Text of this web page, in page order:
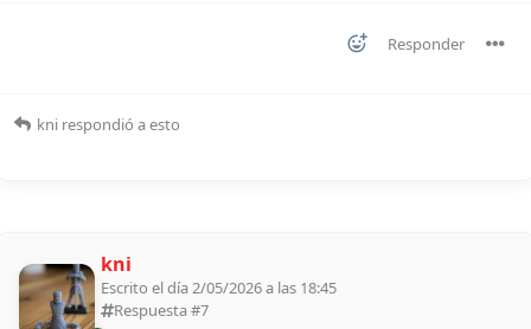
Responder
kni respondió a esto
kni
Escrito el día 2/05/2026 a las 18:45
Respuesta #7